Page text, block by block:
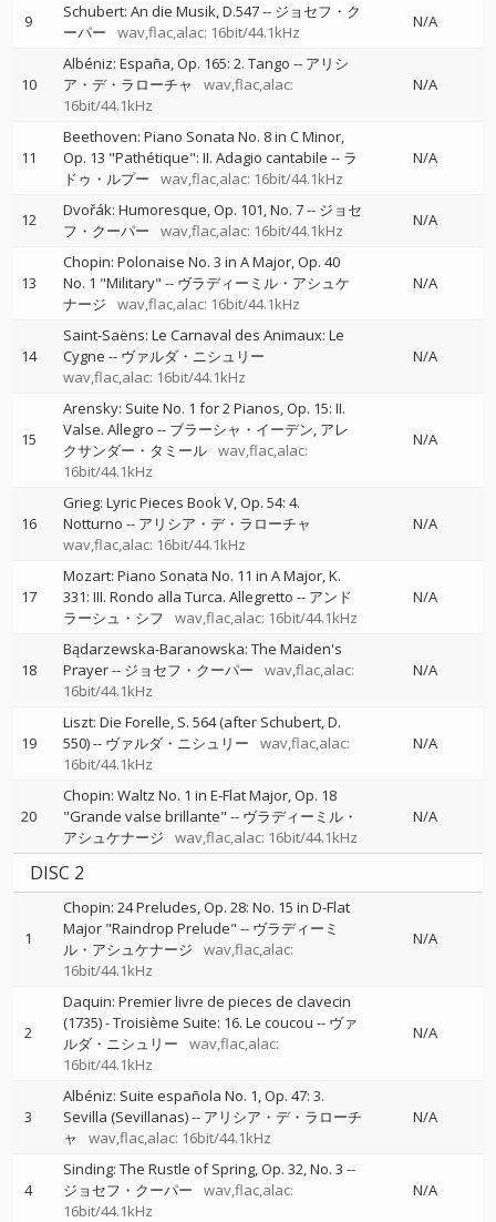
9 Schubert: An die Musik, D.547-- ジョセフ・ク
ーパー
wav,flac,alac: 16bit/44.1kHz
N/A
10
Albéniz: España, Op. 165: 2. Tango -- アリシ
ア・デ・ラローチャ
wav,flac,alac:
16bit/44.1kHz
N/A
11
Beethoven: Piano Sonata No. 8 in C Minor,
Op. 13 "Pathétique": II. Adagio cantabile -- ラ
ドゥ・ルプー
wav,flac,alac: 16bit/44.1kHz
N/A
12 Dvořák: Humoresque, Op. 101, No. 7-- ジョセ
フ・クーパー
wav,flac,alac: 16bit/44.1kHz
N/A
13
Chopin: Polonaise No. 3 in A Major, Op. 40
No. 1 "Military" -- ヴラディーミル・アシュケ
ナージ
wav,flac,alac: 16bit/44.1kHz
N/A
14
Saint-Saëns: Le Carnaval des Animaux: Le
Cygne -- ヴァルダ・ニシュリー
wav,flac,alac: 16bit/44.1kHz
N/A
15
Arensky: Suite No. 1 for 2 Pianos, Op. 15: II.
Valse. Allegro -- ブラーシャ・イーデン アレ
クサンダー・タミール wav,flac,alac:
16bit/44.1kHz
N/A
16
Grieg: Lyric Pieces Book V, Op. 54: 4.
Notturno -- アリシア・デ・ラローチャ
wav,flac,alac: 16bit/44.1kHz
N/A
17
Mozart: Piano Sonata No. 11 in A Major, K.
331: III. Rondo alla Turca. Allegretto -- アンド
ラーシュ・シフ
wav,flac,alac: 16bit/44.1kHz
N/A
18
Bądarzewska-Baranowska: The Maiden's
Prayer-- ジョセフ・クーパー
wav,flac,alac:
16bit/44.1kHz
N/A
19
Liszt: Die Forelle, S. 564 (after Schubert, D.
550)-- ヴァルダ・ニシュリー
wav,flac,alac:
16bit/44.1kHz
N/A
20
Chopin: Waltz No. 1 in E-Flat Major, Op. 18
"Grande valse brillante" -- ヴラディーミル・
アシュケナージ
wav,flac,alac: 16bit/44.1kHz
N/A
DISC 2
1
Chopin: 24 Preludes, Op. 28: No. 15 in D-Flat
Major "Raindrop Prelude" -- ヴラディーミ
ル・アシュケナージ
wav,flac,alac:
16bit/44.1kHz
N/A
2
Daquin: Premier livre de pieces de clavecin
(1735) - Troisième Suite: 16. Le coucou -- ヴァ
ルダ・ニシュリー
wav,flac,alac:
16bit/44.1kHz
N/A
3
Albéniz: Suite española No. 1, Op. 47: 3.
Sevilla (Sevillanas)-- アリシア・デ・ラローチ
ャ
wav,flac,alac: 16bit/44.1kHz
N/A
4
Sinding: The Rustle of Spring, Op. 32, No. 3 --
ジョセフ・クーパー
wav,flac,alac:
16bit/44.1kHz
N/A